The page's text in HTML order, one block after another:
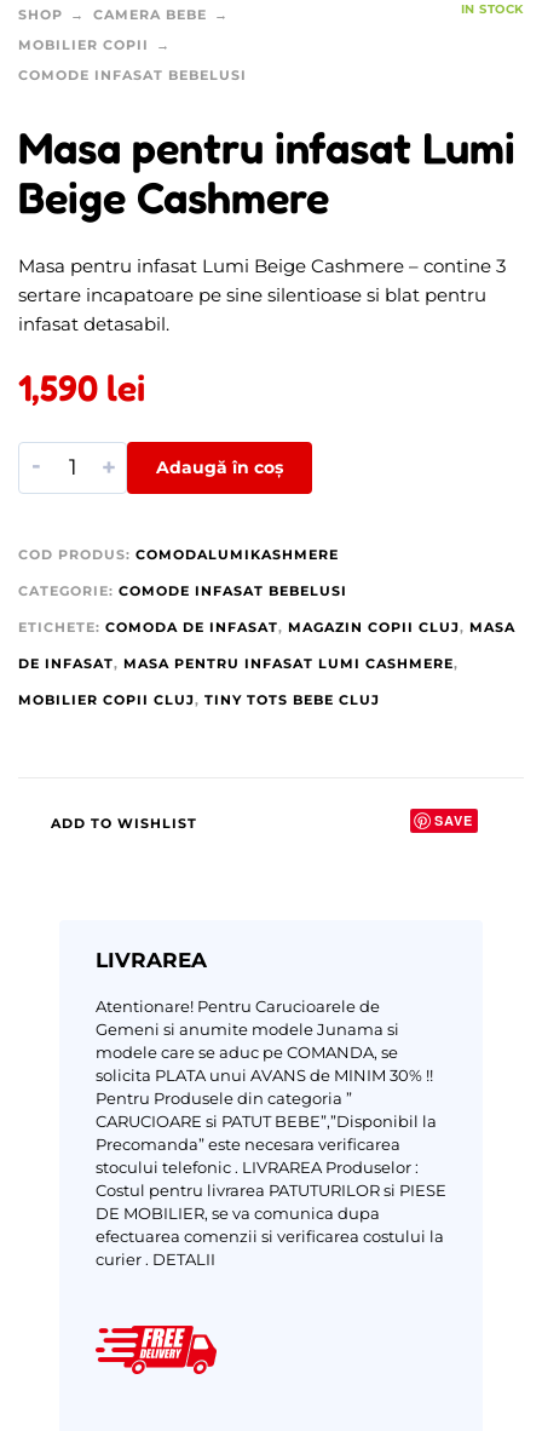
SHOP
CAMERA BEBE
MOBILIER COPII
COMODE INFASAT BEBELUSI
IN STOCK
Masa pentru infasat Lumi
Beige Cashmere
Masa pentru infasat Lumi Beige Cashmere – contine 3
sertare incapatoare pe sine silentioase si blat pentru
infasat detasabil.
1,590 lei
- + Adaugă în coș
COD PRODUS: COMODALUMIKASHMERE
CATEGORIE: COMODE INFASAT BEBELUSI
ETICHETE: COMODA DE INFASAT, MAGAZIN COPII CLUJ, MASA
DE INFASAT, MASA PENTRU INFASAT LUMI CASHMERE,
MOBILIER COPII CLUJ, TINY TOTS BEBE CLUJ
ADD TO WISHLIST SAVE
LIVRAREA
Atentionare! Pentru Carucioarele de
Gemeni si anumite modele Junama si
modele care se aduc pe COMANDA, se
solicita PLATA unui AVANS de MINIM 30% !!
Pentru Produsele din categoria ”
CARUCIOARE si PATUT BEBE”,”Disponibil la
Precomanda” este necesara verificarea
stocului telefonic . LIVRAREA Produselor :
Costul pentru livrarea PATUTURILOR si PIESE
DE MOBILIER, se va comunica dupa
efectuarea comenzii si verificarea costului la
curier . DETALII